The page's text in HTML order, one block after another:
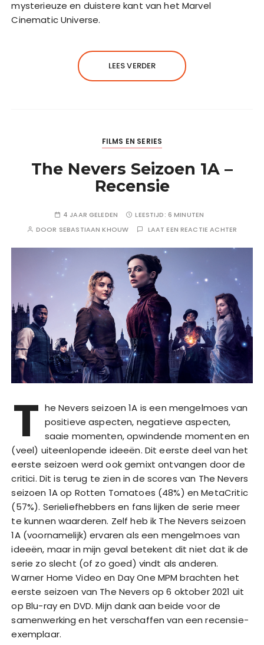
mysterieuze en duistere kant van het Marvel
Cinematic Universe.
LEES VERDER
FILMS EN SERIES
The Nevers Seizoen 1A –
Recensie
4 JAAR GELEDEN LEESTIJD: 6 MINUTEN
DOOR SEBASTIAAN KHOUW LAAT EEN REACTIE ACHTER
T he Nevers seizoen 1A is een mengelmoes van
positieve aspecten, negatieve aspecten,
saaie momenten, opwindende momenten en
(veel) uiteenlopende ideeën. Dit eerste deel van het
eerste seizoen werd ook gemixt ontvangen door de
critici. Dit is terug te zien in de scores van The Nevers
seizoen 1A op Rotten Tomatoes (48%) en MetaCritic
(57%). Serieliefhebbers en fans lijken de serie meer
te kunnen waarderen. Zelf heb ik The Nevers seizoen
1A (voornamelijk) ervaren als een mengelmoes van
ideeën, maar in mijn geval betekent dit niet dat ik de
serie zo slecht (of zo goed) vindt als anderen.
Warner Home Video en Day One MPM brachten het
eerste seizoen van The Nevers op 6 oktober 2021 uit
op Blu-ray en DVD. Mijn dank aan beide voor de
samenwerking en het verschaffen van een recensie-
exemplaar.